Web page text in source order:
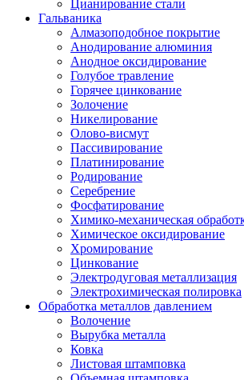
Цианирование стали
Гальваника
Алмазоподобное покрытие
Анодирование алюминия
Анодное оксидирование
Голубое травление
Горячее цинкование
Золочение
Никелирование
Олово-висмут
Пассивирование
Платинирование
Родирование
Серебрение
Фосфатирование
Химико-механическая
Химическое оксидирование
Хромирование
Цинкование
Электродуговая металлизация
Электрохимическая полировка
Обработка металлов давлением
Волочение
Вырубка металла
Ковка
Листовая штамповка